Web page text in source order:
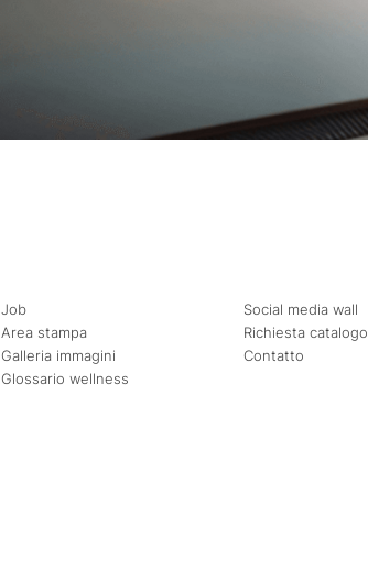
Job
Area stampa
Galleria immagini
Glossario wellness
Social media wall
Richiesta catalogo
Contatto